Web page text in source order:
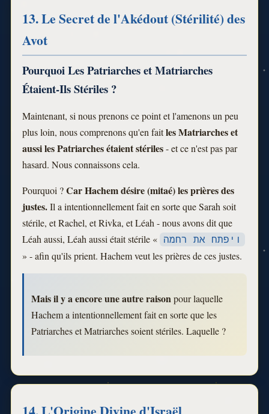
13. Le Secret de l'Akédout (Stérilité) des
Avot
Pourquoi Les Patriarches et Matriarches
Étaient-Ils Stériles ?
Maintenant, si nous prenons ce point et l'amenons un peu
plus loin, nous comprenons qu'en faitles Matriarches et
aussi les Patriarches étaient stériles- et ce n'est pas par
hasard. Nous connaissons cela.
Pourquoi ?Car Hachem désire (mitaé) les prières des
justes.Il a intentionnellement fait en sorte que Sarah soit
stérile, et Rachel, et Rivka, et Léah - nous avons dit que
Léah aussi, Léah aussi était stérile « ויפתח את רחמה
» - afin qu'ils prient. Hachem veut les prières de ces justes.
Mais il y a encore une autre raison pour laquelle
Hachem a intentionnellement fait en sorte que les
Patriarches et Matriarches soient stériles. Laquelle ?